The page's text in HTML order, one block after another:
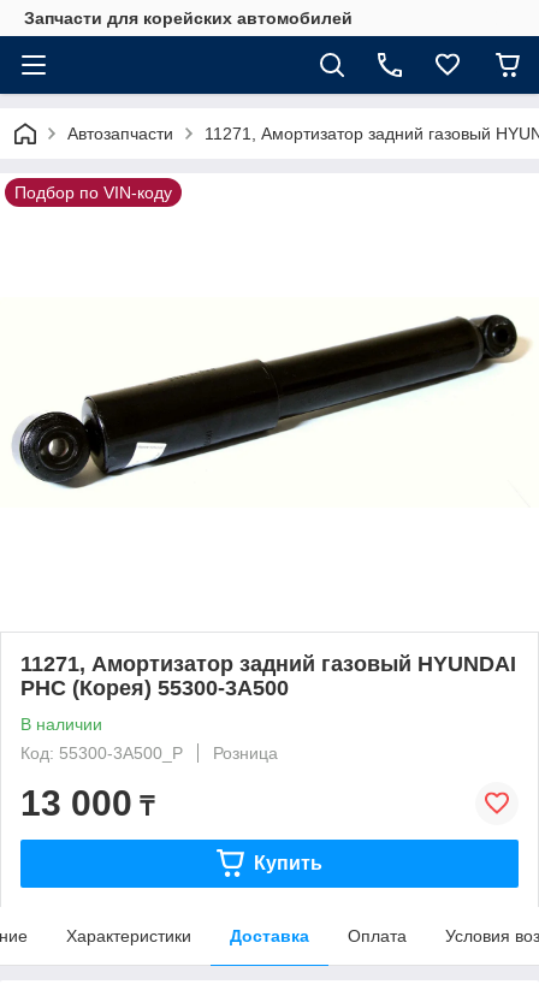
Запчасти для корейских автомобилей
Автозапчасти 11271, Амортизатор задний газовый
Подбор по VIN-коду
11271, Амортизатор задний газовый HYUNDAI
PHC (Корея) 55300-3A500
В наличии
Код: 55300-3A500_P
Розница
13 000 ₸
Купить
Характеристики Доставка Оплата Условия